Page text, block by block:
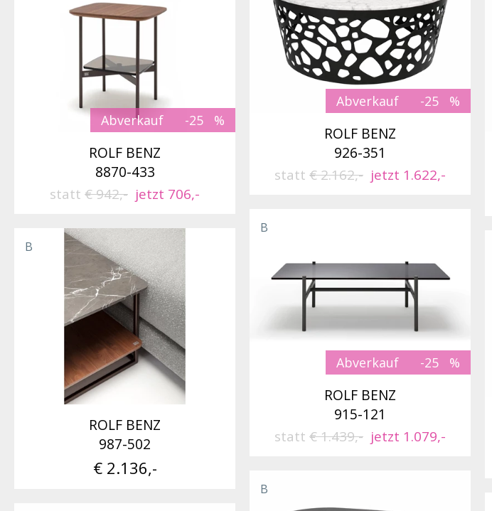
Abverkauf -25
ROLF BENZ
926-351
statt € 2.162,- jetzt 1.622,-
Abverkauf -25
ROLF BENZ
8870-433
statt € 942,- jetzt 706,-
Abverkauf -25
B
ROLF BENZ
915-121
statt € 1.439,- jetzt 1.079,-
B
ROLF BENZ
987-502
€ 2.136,-
B